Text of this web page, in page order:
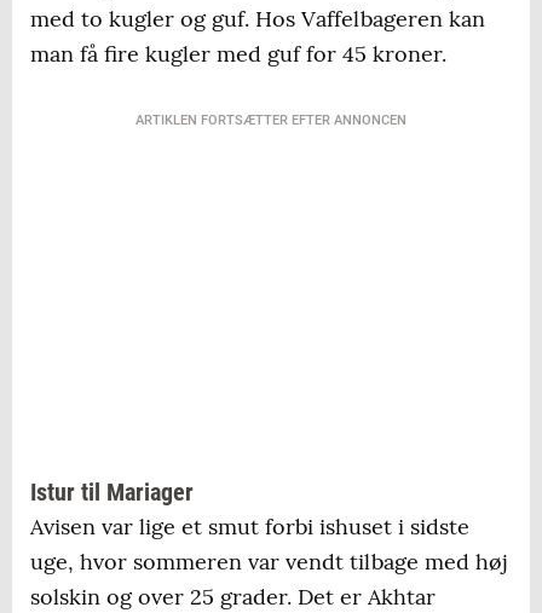
med to kugler og guf. Hos Vaffelbageren kan
man få fire kugler med guf for 45 kroner.
ARTIKLEN FORTSÆTTER EFTER ANNONCEN
Istur til Mariager
Avisen var lige et smut forbi ishuset i sidste
uge, hvor sommeren var vendt tilbage med høj
solskin og over 25 grader. Det er Akhtar